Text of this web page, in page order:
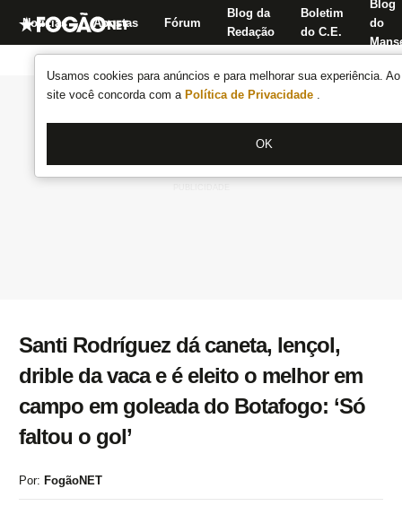
Usamos cookies para anúncios e para melhorar sua experiência.
site você concorda com a Política de Privacidade .
OK
Notícias Apostas Fórum
Blog da
Redação
Boletim
do C.E.
Blog
do
Santi Rodríguez dá caneta, lençol,
drible da vaca e é eleito o melhor em
campo em goleada do Botafogo: ‘Só
faltou o gol’
Por: FogãoNET